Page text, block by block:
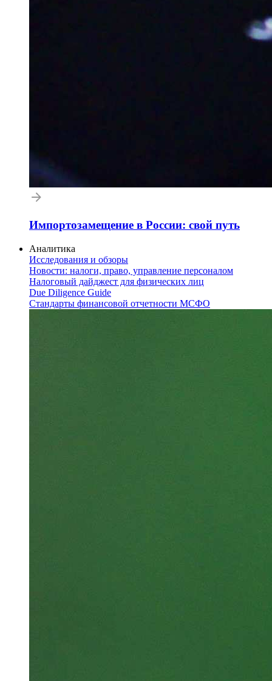
Импортозамещение в России: свой путь
Аналитика
Исследования и обзоры
Новости: налоги, право, управление персоналом
Налоговый дайджест для физических лиц
Due Diligence Guide
Стандарты финансовой отчетности МСФО